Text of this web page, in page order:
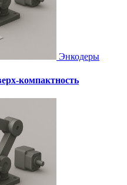
Энкодеры
компактность